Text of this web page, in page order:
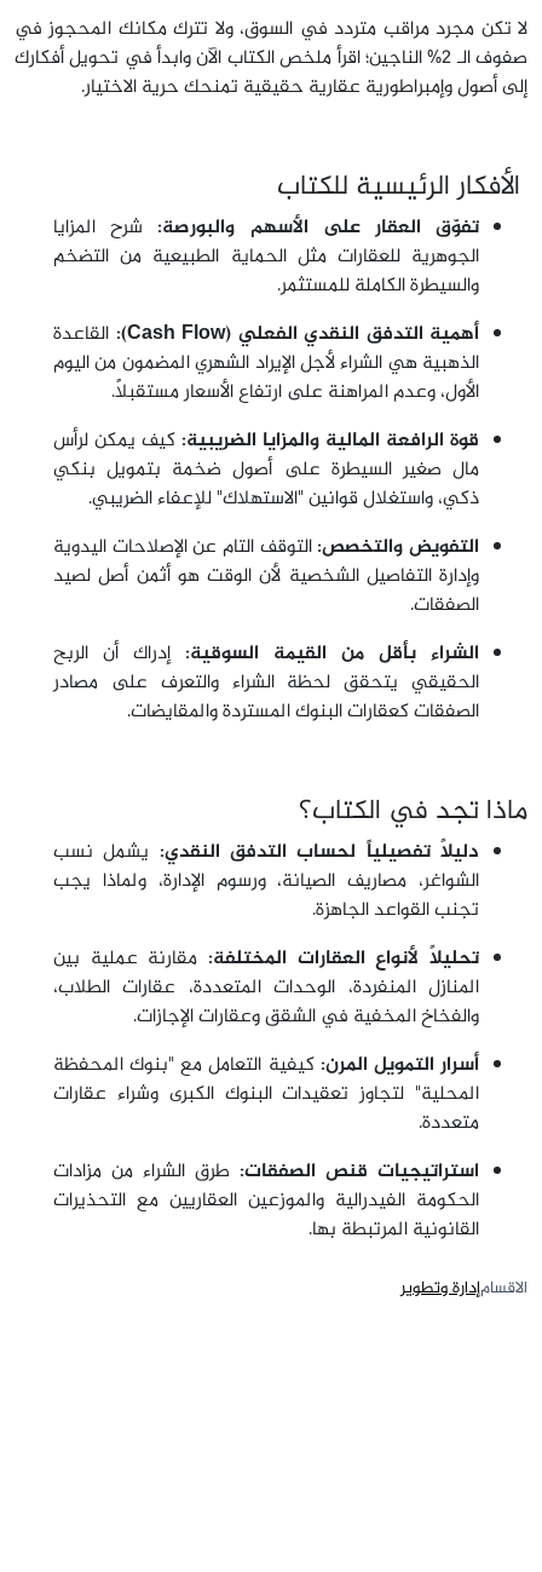
لا تكن مجرد مراقب متردد في السوق، ولا تترك مكانك المحجوز في
صفوف الـ 2% الناجين؛ اقرأ ملخص الكتاب الآن وابدأ في تحويل أفكارك
إلى أصول وإمبراطورية عقارية حقيقية تمنحك حرية الاختيار.
الأفكار الرئيسية للكتاب
تفوّق العقار على الأسهم والبورصة:شرح المزايا
الجوهرية للعقارات مثل الحماية الطبيعية من التضخم
والسيطرة الكاملة للمستثمر.
أهمية التدفق النقدي الفعلي (Cash Flow):
القاعدة
الذهبية هي الشراء لأجل الإيراد الشهري المضمون من اليوم
الأول، وعدم المراهنة على ارتفاع الأسعار مستقبلاً.
قوة الرافعة المالية والمزايا الضريبية:كيف يمكن لرأس
مال صغير السيطرة على أصول ضخمة بتمويل بنكي
ذكي، واستغلال قوانين "الاستهلاك" للإعفاء الضريبي.
التفويض والتخصص:التوقف التام عن الإصلاحات اليدوية
وإدارة التفاصيل الشخصية لأن الوقت هو أثمن أصل لصيد
الصفقات.
الشراء بأقل من القيمة السوقية: إدراك أن الربح
الحقيقي يتحقق لحظة الشراء والتعرف على مصادر
الصفقات كعقارات البنوك المستردة والمقايضات.
ماذا تجد في الكتاب؟
دليلاً تفصيلياً لحساب التدفق النقدي: يشمل نسب
الشواغر، مصاريف الصيانة، ورسوم الإدارة، ولماذا يجب
تجنب القواعد الجاهزة.
تحليلاً لأنواع العقارات المختلفة: مقارنة عملية بين
المنازل المنفردة، الوحدات المتعددة، عقارات الطلاب،
والفخاخ المخفية في الشقق وعقارات الإجازات.
أسرار التمويل المرن:كيفية التعامل مع "بنوك المحفظة
المحلية" لتجاوز تعقيدات البنوك الكبرى وشراء عقارات
متعددة.
استراتيجيات قنص الصفقات: طرق الشراء من مزادات
الحكومة الفيدرالية والموزعين العقاريين مع التحذيرات
القانونية المرتبطة بها.
الاقسامإدارة وتطوير